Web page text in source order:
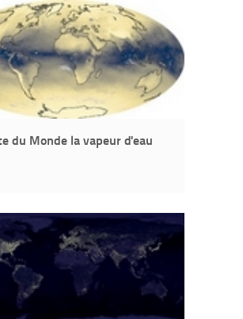
du Monde la vapeur d'eau